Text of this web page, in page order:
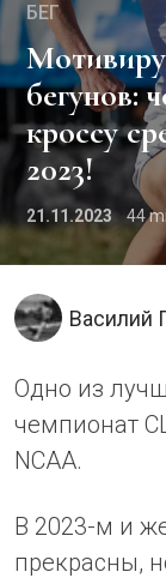
БЕГ
Мотивирующее видео для
бегунов:
кроссу
2023!
21.11.2023 44
Одно из
чемпионат
NCAA.
В 2023-м и
прекрасны,